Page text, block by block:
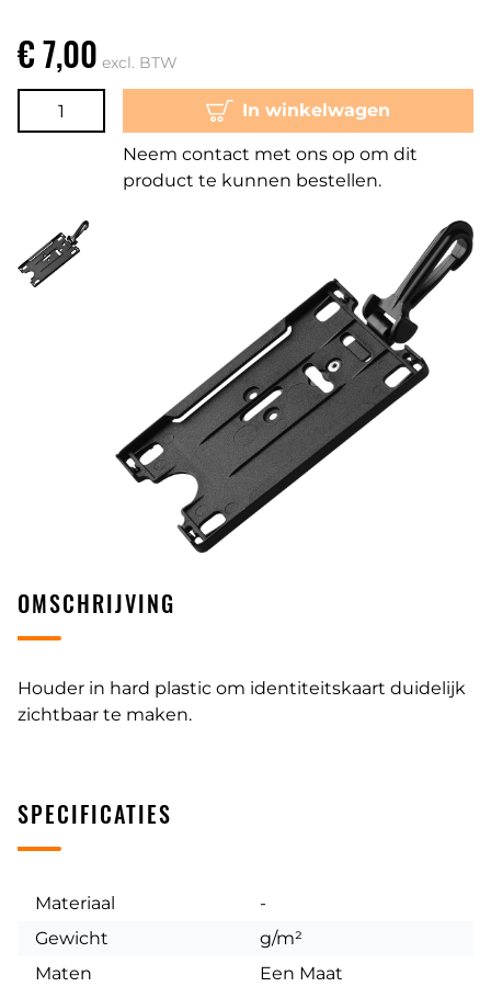
€ 7,00 excl. BTW
In winkelwagen
Neem contact met ons op om dit
product te kunnen bestellen.
OMSCHRIJVING
Houder in hard plastic om identiteitskaart duidelijk
zichtbaar te maken.
SPECIFICATIES
Materiaal
-
Gewicht
g/m²
Maten
Een Maat